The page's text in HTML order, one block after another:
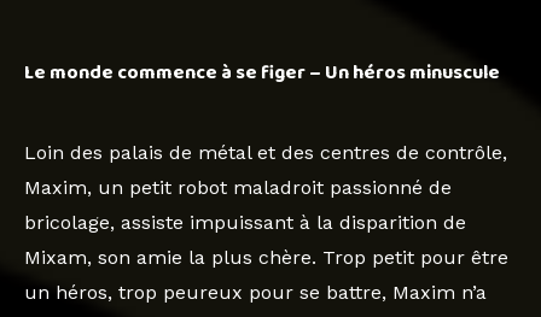
Le monde commence à se figer – Un héros minuscule
Loin des palais de métal et des centres de contrôle,
Maxim, un petit robot maladroit passionné de
bricolage, assiste impuissant à la disparition de
Mixam, son amie la plus chère. Trop petit pour être
un héros, trop peureux pour se battre, Maxim n’a